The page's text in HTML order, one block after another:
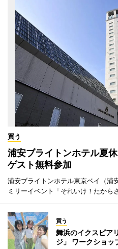
買う
浦安ブライトンホテル夏
ゲスト無料参加
浦安ブライトンホテル東京ベイ（浦
ミリーイベント「それいけ！たから
買う
舞浜のイクスピア
ジ」 ワークショッ